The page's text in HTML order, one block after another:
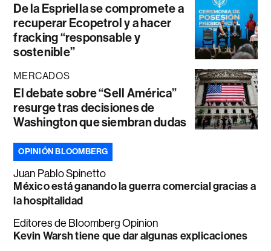
De la Espriella se compromete a
recuperar Ecopetrol y a hacer
fracking “responsable y
sostenible”
MERCADOS
El debate sobre “Sell América”
resurge tras decisiones de
Washington que siembran dudas
OPINIÓN BLOOMBERG
Juan Pablo Spinetto
México está ganando la guerra comercial gracias a
la hospitalidad
Editores de Bloomberg Opinion
Kevin Warsh tiene que dar algunas explicaciones